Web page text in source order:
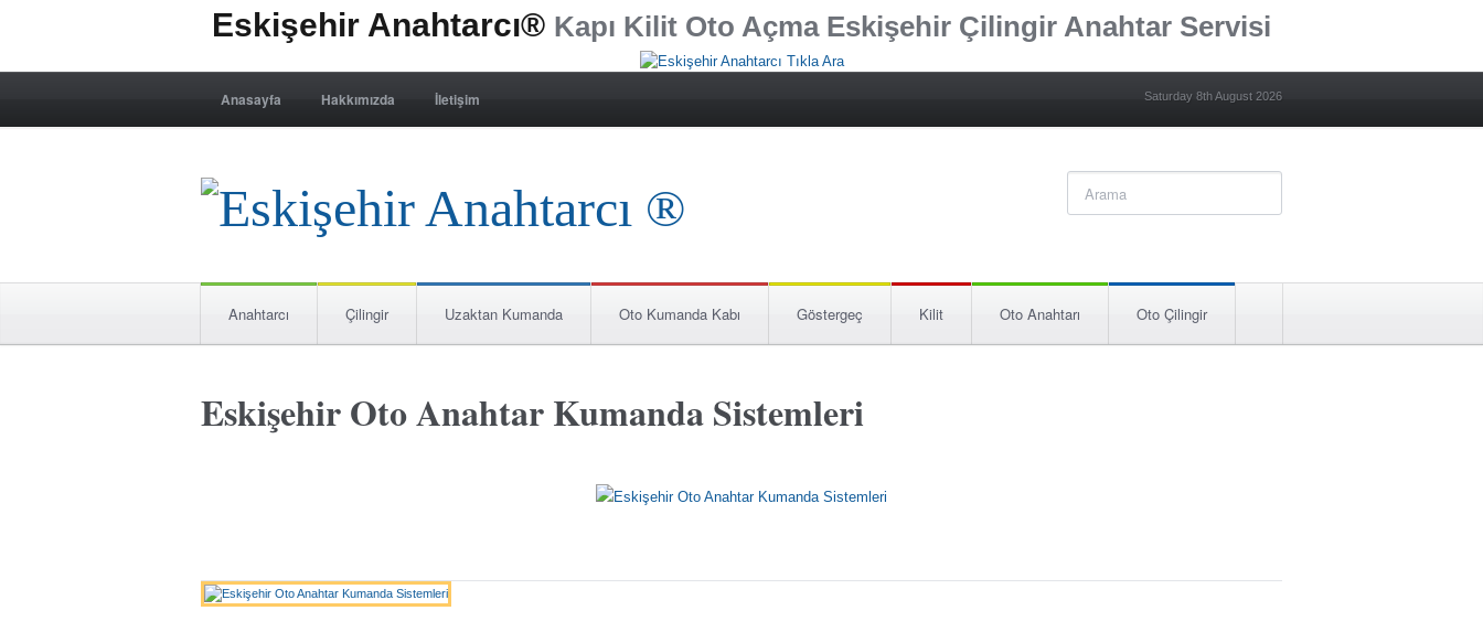
Eskişehir Anahtarcı® Kapı Kilit Oto Açma Eskişehir Çilingir Anahtar Servisi
Anasayfa Hakkımızda İletişim Saturday 8th August 2026
Anahtarcı Çilingir Uzaktan Kumanda Oto Kumanda Kabı Göstergeç Kilit Oto Anahtarı Oto Çilingir
Eskişehir Oto Anahtar Kumanda Sistemleri